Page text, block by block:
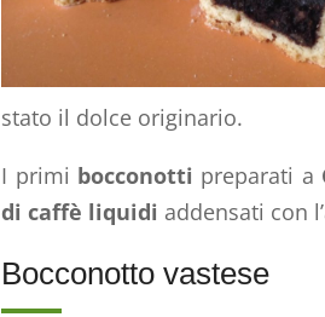
stato il dolce originario.
I primi bocconotti preparati a
di caffè liquidi addensati con
Bocconotto vastese